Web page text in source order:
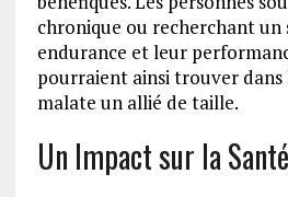
chronique ou recherchant
endurance et leur
pourraient ainsi trouver dans
malate un allié de taille.
Un Impact sur la